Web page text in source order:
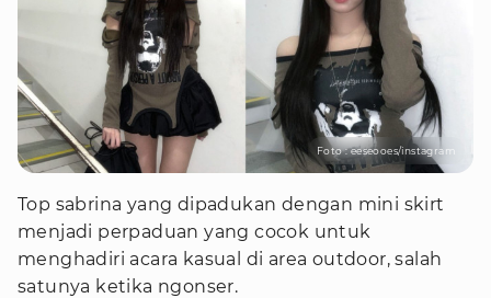
Foto : eeseooes/instagram
Top sabrina yang dipadukan dengan mini skirt
menjadi perpaduan yang cocok untuk
menghadiri acara kasual di area outdoor, salah
satunya ketika ngonser.